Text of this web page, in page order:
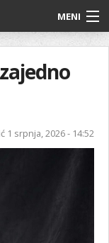
MENI
1 srpnja, 2026 - 14:52